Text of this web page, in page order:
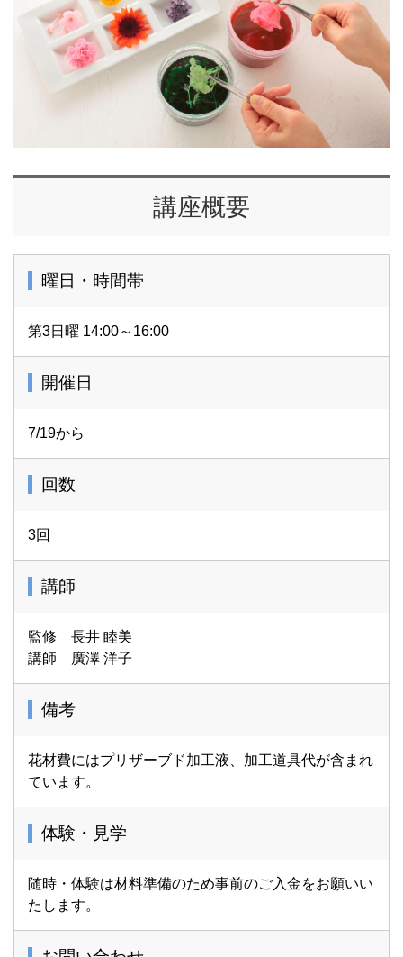
講座概要
曜日・時間帯
第3日曜 14:00～16:00
開催日
7/19から
回数
3回
講師
監修 長井 睦美
講師 廣澤 洋子
備考
花材費にはプリザーブド加工液、加工道具代が含まれ
ています。
体験・見学
随時・体験は材料準備のため事前のご入金をお願いい
たします。